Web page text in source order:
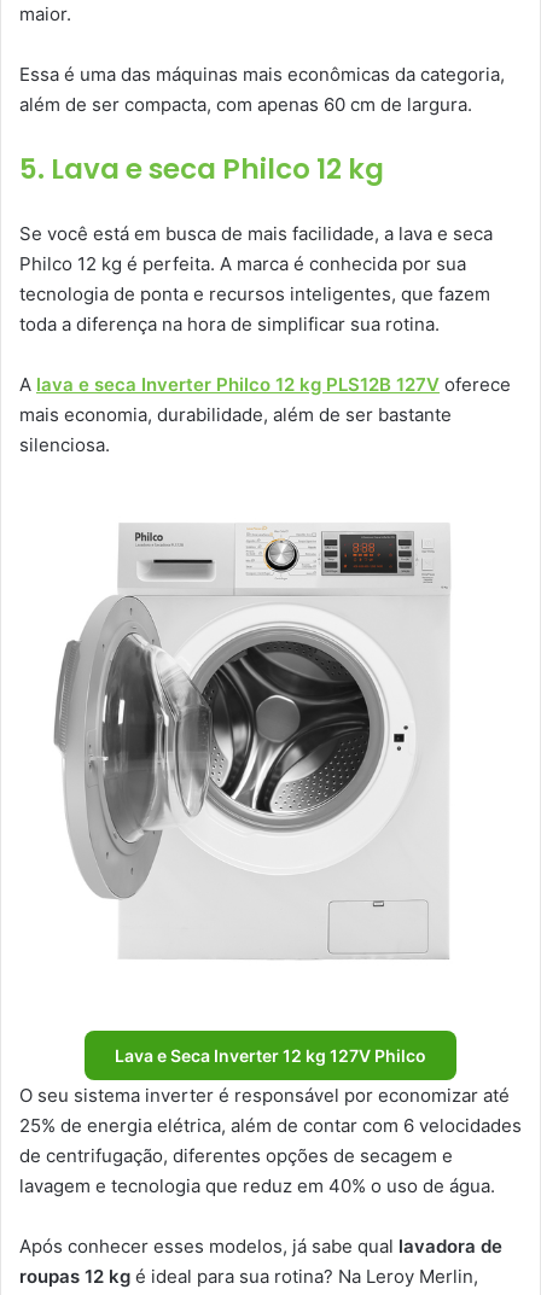
maior.
Essa é uma das máquinas mais econômicas da categoria,
além de ser compacta, com apenas 60 cm de largura.
5. Lava e seca Philco 12 kg
Se você está em busca de mais facilidade, a lava e seca
Philco 12 kg é perfeita. A marca é conhecida por sua
tecnologia de ponta e recursos inteligentes, que fazem
toda a diferença na hora de simplificar sua rotina.
A lava e seca Inverter Philco 12 kg PLS12B 127V oferece
mais economia, durabilidade, além de ser bastante
silenciosa.
Lava e Seca Inverter 12 kg 127V Philco
O seu sistema inverter é responsável por economizar até
25% de energia elétrica, além de contar com 6 velocidades
de centrifugação, diferentes opções de secagem e
lavagem e tecnologia que reduz em 40% o uso de água.
Após conhecer esses modelos, já sabe qual lavadora de
roupas 12 kg é ideal para sua rotina? Na Leroy Merlin,